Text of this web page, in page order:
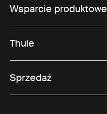
Wsparcie produktowe
Thule
Sprzedaż